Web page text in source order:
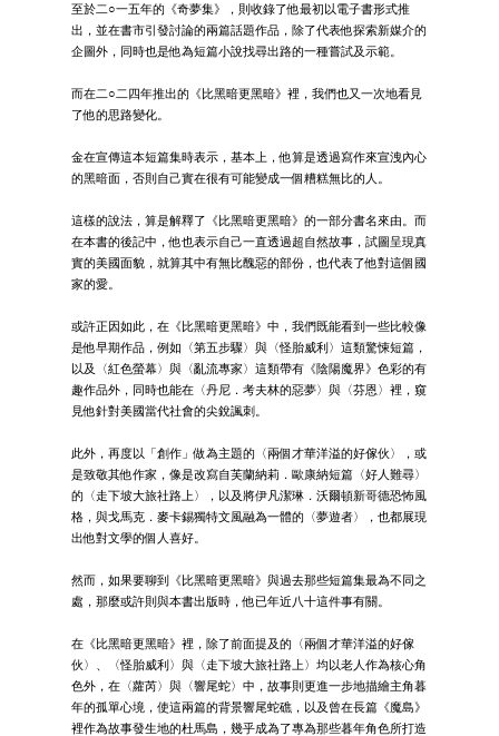
至於二○一五年的《奇夢集》，則收錄了他最初以電子書形式推
出，並在書市引發討論的兩篇話題作品，除了代表他探索新媒介的
企圖外，同時也是他為短篇小說找尋出路的一種嘗試及示範。
而在二○二四年推出的《比黑暗更黑暗》裡，我們也又一次地看見
了他的思路變化。
金在宣傳這本短篇集時表示，基本上，他算是透過寫作來宣洩內心
的黑暗面，否則自己實在很有可能變成一個糟糕無比的人。
這樣的說法，算是解釋了《比黑暗更黑暗》的一部分書名來由。而
在本書的後記中，他也表示自己一直透過超自然故事，試圖呈現真
實的美國面貌，就算其中有無比醜惡的部份，也代表了他對這個國
家的愛。
或許正因如此，在《比黑暗更黑暗》中，我們既能看到一些比較像
是他早期作品，例如〈第五步驟〉與〈怪胎威利〉這類驚悚短篇，
以及〈紅色螢幕〉與〈亂流專家〉這類帶有《陰陽魔界》色彩的有
趣作品外，同時也能在〈丹尼．考夫林的惡夢〉與〈芬恩〉裡，窺
見他針對美國當代社會的尖銳諷刺。
此外，再度以「創作」做為主題的〈兩個才華洋溢的好傢伙〉，或
是致敬其他作家，像是改寫自芙蘭納莉．歐康納短篇〈好人難尋〉
的〈走下坡大旅社路上〉，以及將伊凡潔琳．沃爾頓新哥德恐怖風
格，與戈馬克．麥卡錫獨特文風融為一體的〈夢遊者〉，也都展現
出他對文學的個人喜好。
然而，如果要聊到《比黑暗更黑暗》與過去那些短篇集最為不同之
處，那麼或許則與本書出版時，他已年近八十這件事有關。
在《比黑暗更黑暗》裡，除了前面提及的〈兩個才華洋溢的好傢
伙〉、〈怪胎威利〉與〈走下坡大旅社路上〉均以老人作為核心角
色外，在〈蘿芮〉與〈響尾蛇〉中，故事則更進一步地描繪主角暮
年的孤單心境，使這兩篇的背景響尾蛇礁，以及曾在長篇《魔島》
裡作為故事發生地的杜馬島，幾乎成為了專為那些暮年角色所打造